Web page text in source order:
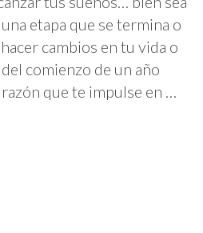
etapa que se termina o
cambios en tu vida o
comienzo de un año
razón que te impulse en …